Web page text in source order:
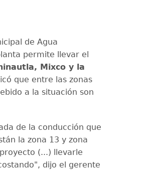
de Agua
permite llevar el
Mixco y la
que entre las zonas
a la situación son
de la conducción que
la zona 13 y zona
(...) llevarle
dijo el gerente